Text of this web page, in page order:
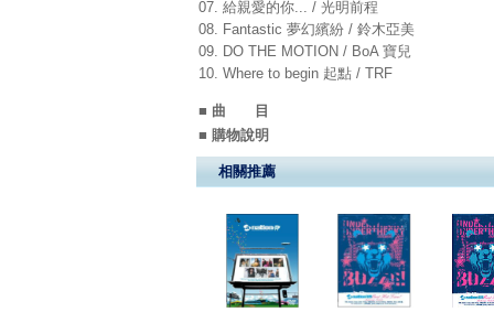
07. 給親愛的你... / 光明前程
08. Fantastic 夢幻繽紛 / 鈴木亞美
09. DO THE MOTION / BoA 寶兒
10. Where to begin 起點 / TRF
■ 曲 目
■ 購物說明
相關推薦